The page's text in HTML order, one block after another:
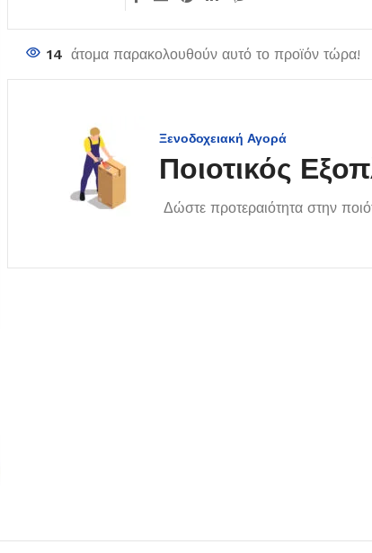
14 άτομα παρακολουθούν αυτό το προϊόν τώρα!
Ξενοδοχειακή Αγορά
Ποιοτικός
Δώστε προτεραιότητα στην